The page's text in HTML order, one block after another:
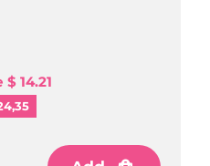
$ 14.21
$ 14.21
$ 14.21